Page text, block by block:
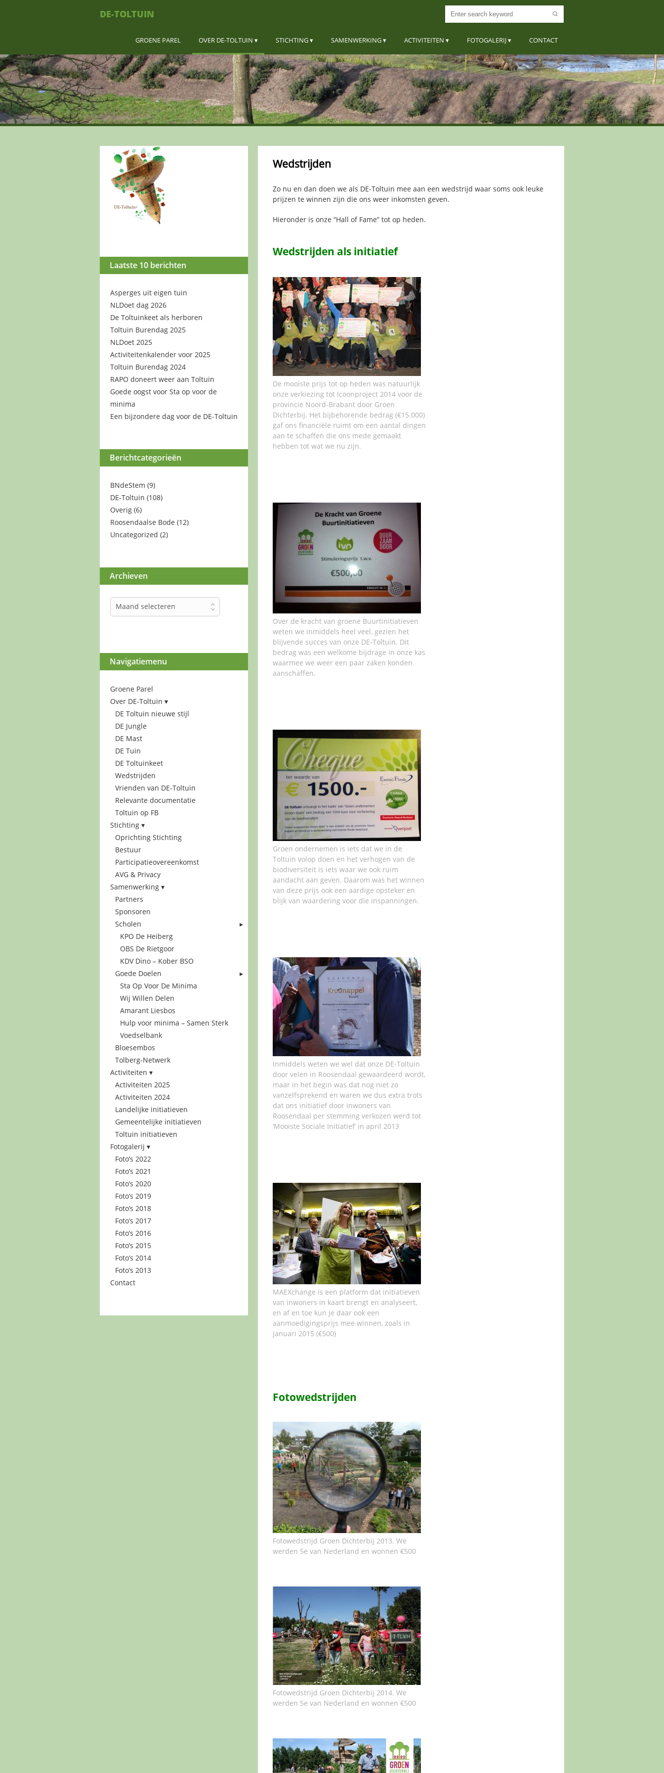
DE-TOLTUIN
GROENE PAREL OVER DE-TOLTUIN STICHTING SAMENWERKING ACTIVITEITEN FOTOGALERIJ CONTACT
Laatste 10 berichten
Asperges uit eigen tuin
NLDoet dag 2026
De Toltuinkeet als herboren
Toltuin Burendag 2025
NLDoet 2025
Activiteitenkalender voor 2025
Toltuin Burendag 2024
RAPO doneert weer aan Toltuin
Goede oogst voor Sta op voor de
minima
Een bijzondere dag voor de DE-Toltuin
Berichtcategorieën
BNdeStem (9)
DE-Toltuin (108)
Overig (6)
Roosendaalse Bode (12)
Uncategorized (2)
Archieven
Archieven
Maand selecteren
Navigatiemenu
Groene Parel
Over DE-Toltuin
DE Toltuin nieuwe stijl
DE Jungle
DE Mast
DE Tuin
DE Toltuinkeet
Wedstrijden
Vrienden van DE-Toltuin
Relevante documentatie
Toltuin op FB
Stichting
Oprichting Stichting
Bestuur
Participatieovereenkomst
AVG & Privacy
Samenwerking
Partners
Sponsoren
Scholen
KPO De Heiberg
OBS De Rietgoor
KDV Dino – Kober BSO
Goede Doelen
Sta Op Voor De Minima
Wij Willen Delen
Amarant Liesbos
Hulp voor minima – Samen Sterk
Voedselbank
Bloesembos
Tolberg-Netwerk
Activiteiten
Activiteiten 2025
Activiteiten 2024
Landelijke initiatieven
Gemeentelijke initiatieven
Toltuin initiatieven
Fotogalerij
Foto’s 2022
Foto’s 2021
Foto’s 2020
Foto’s 2019
Foto’s 2018
Foto’s 2017
Foto’s 2016
Foto’s 2015
Foto’s 2014
Foto’s 2013
Contact
Wedstrijden
Zo nu en dan doen we als DE-Toltuin mee aan een wedstrijd waar soms ook leuke
prijzen te winnen zijn die ons weer inkomsten geven.
Hieronder is onze “Hall of Fame” tot op heden.
Wedstrijden als initiatief
De mooiste prijs tot op heden was natuurlijk
onze verkiezing tot Icoonproject 2014 voor de
provincie Noord-Brabant door Groen
Dichterbij. Het bijbehorende bedrag (€15.000)
gaf ons financiële ruimt om een aantal dingen
aan te schaffen die ons mede gemaakt
hebben tot wat we nu zijn.
Over de kracht van groene Buurtinitiatieven
weten we inmiddels heel veel, gezien het
blijvende succes van onze DE-Toltuin. Dit
bedrag was een welkome bijdrage in onze kas
waarmee we weer een paar zaken konden
aanschaffen.
Groen ondernemen is iets dat we in de
Toltuin volop doen en het verhogen van de
biodiversiteit is iets waar we ook ruim
aandacht aan geven. Daarom was het winnen
van deze prijs ook een aardige opsteker en
blijk van waardering voor die inspanningen.
Inmiddels weten we wel dat onze DE-Toltuin
door velen in Roosendaal gewaardeerd wordt,
maar in het begin was dat nog niet zo
vanzelfsprekend en waren we dus extra trots
dat ons initiatief door inwoners van
Roosendaal per stemming verkozen werd tot
‘Mooiste Sociale Initiatief’ in april 2013
MAEXchange is een platform dat initiatieven
van inwoners in kaart brengt en analyseert,
en af en toe kun je daar ook een
aanmoedigingsprijs mee winnen, zoals in
januari 2015 (€500)
Fotowedstrijden
Fotowedstrijd Groen Dichterbij 2013. We
werden 5e van Nederland en wonnen €500
Fotowedstrijd Groen Dichterbij 2014. We
werden 5e van Nederland en wonnen €500